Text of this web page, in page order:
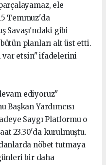
ele
Temmuz'da
Savaşı'ndaki gibi
planları alt üst etti.
var etsin" ifadelerini
ediyoruz"
Yardımcısı
Saygı Platformu o
23.30'da kurulmuştu.
nöbet tutmaya
bir daha